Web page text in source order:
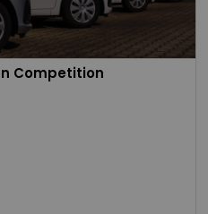
Competition